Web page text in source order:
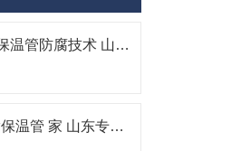
济宁市聚氨酯保温管防腐技术 山东专业防腐保温材料
济宁市*聚氨酯保温管 家 山东专业防腐保温材料